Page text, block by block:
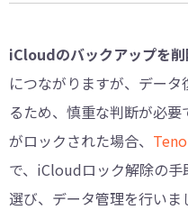
iCloudのバックアップを削
につながりますが、デー
るため、慎重な判断が必
がロックされた場合、
で、iCloudロック解除の手
選び、データ管理を行いま